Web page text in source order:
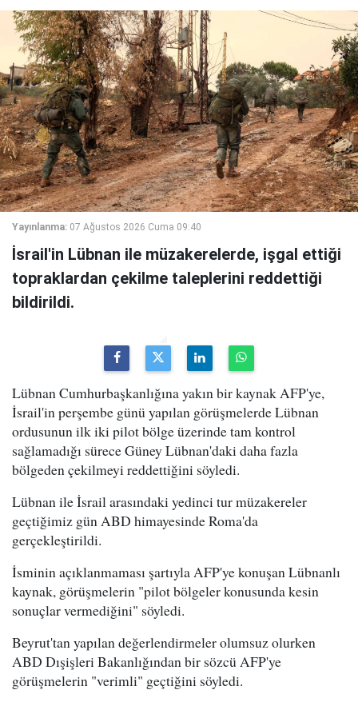
Yayınlanma: 07 Ağustos 2026 Cuma 09:40
İsrail'in Lübnan ile müzakerelerde, işgal ettiği
topraklardan çekilme taleplerini reddettiği
bildirildi.
Lübnan Cumhurbaşkanlığına yakın bir kaynak AFP'ye,
İsrail'in perşembe günü yapılan görüşmelerde Lübnan
ordusunun ilk iki pilot bölge üzerinde tam kontrol
sağlamadığı sürece Güney Lübnan'daki daha fazla
bölgeden çekilmeyi reddettiğini söyledi.
Lübnan ile İsrail arasındaki yedinci tur müzakereler
geçtiğimiz gün ABD himayesinde Roma'da
gerçekleştirildi.
İsminin açıklanmaması şartıyla AFP'ye konuşan Lübnanlı
kaynak, görüşmelerin "pilot bölgeler konusunda kesin
sonuçlar vermediğini" söyledi.
Beyrut'tan yapılan değerlendirmeler olumsuz olurken
ABD Dışişleri Bakanlığından bir sözcü AFP'ye
görüşmelerin "verimli" geçtiğini söyledi.